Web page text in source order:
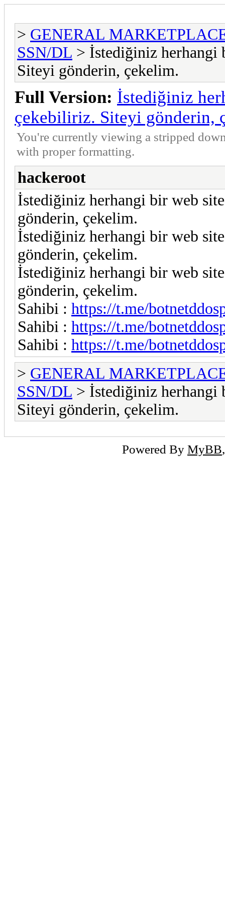
> GENERAL
SSN/DL > İstediğiniz
Siteyi gönderin, çekelim.
Full Version: İstediğiniz
çekebiliriz. Siteyi gönderin,
You're currently viewing a stripped
with proper formatting.
hackeroot
İstediğiniz herhangi bir web
gönderin, çekelim.
İstediğiniz herhangi bir web
gönderin, çekelim.
İstediğiniz herhangi bir web
gönderin, çekelim.
Sahibi : https://t.me/
Sahibi : https://t.me/
Sahibi : https://t.me/
> GENERAL
SSN/DL > İstediğiniz
Siteyi gönderin, çekelim.
Powered By MyBB